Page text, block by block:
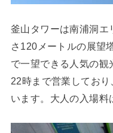
釜山タワーは南浦洞エ
さ120メートルの展望
で一望できる人気の観
22時まで営業してお
います。大人の入場料